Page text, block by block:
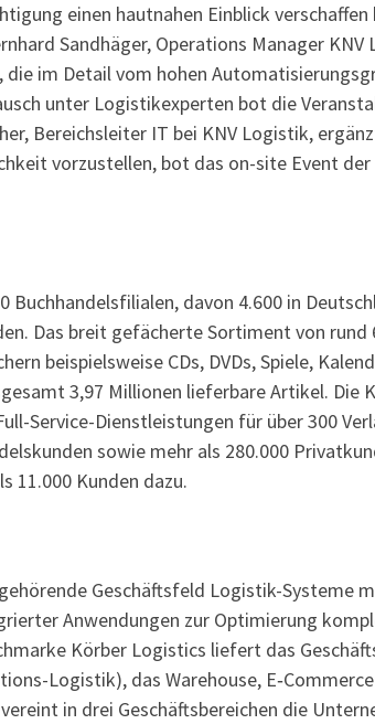
einen hautnahen Einblick verschaffen
Sandhäger, Operations Manager KNV
im Detail vom hohen
unter Logistikexperten bot die
Bereichsleiter IT bei KNV Logistik,
vorzustellen, bot das on-site Event der
davon 4.600 in
Das breit gefächerte Sortiment von rund
beispielsweise CDs, DVDs, Spiele,
3,97 Millionen lieferbare Artikel. Die
Service-Dienstleistungen für über 300
sowie mehr als 280.000
11.000 Kunden dazu.
Geschäftsfeld Logistik-Systeme
Anwendungen zur Optimierung
Körber Logistics liefert das
Logistik), das Warehouse,
in drei Geschäftsbereichen die